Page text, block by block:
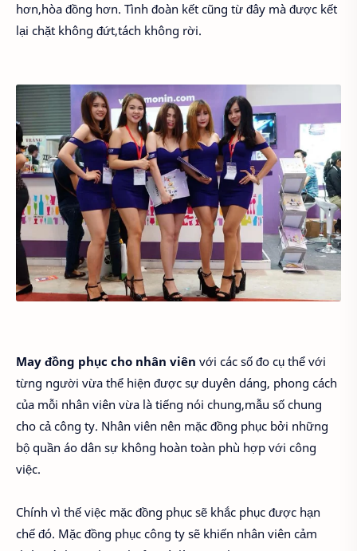
hơn,hòa đồng hơn. Tình đoàn kết cũng từ đây mà được kết
lại chặt không đứt,tách không rời.
May đồng phục cho nhân viên với các số đo cụ thể với
từng người vừa thể hiện được sự duyên dáng, phong cách
của mỗi nhân viên vừa là tiếng nói chung,mẫu số chung
cho cả công ty. Nhân viên nên mặc đồng phục bởi những
bộ quần áo dân sự không hoàn toàn phù hợp với công
việc.
Chính vì thế việc mặc đồng phục sẽ khắc phục được hạn
chế đó. Mặc đồng phục công ty sẽ khiến nhân viên cảm